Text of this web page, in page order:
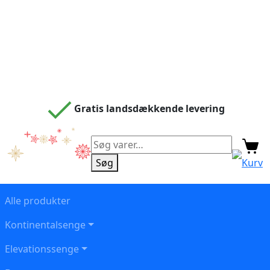
Gratis landsdækkende levering
Søg
efter:
Søg Kurv
Alle produkter
Kontinentalsenge
Elevationssenge